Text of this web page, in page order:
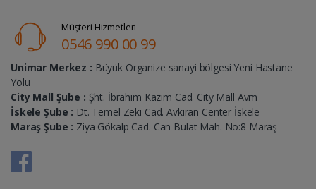
Müşteri Hizmetleri
0546 990 00 99
Unimar Merkez : Büyük Organize sanayi bölgesi Yeni Hastane
Yolu
City Mall Şube : Şht. İbrahim Kazım Cad. City Mall Avm
İskele Şube : Dt. Temel Zeki Cad. Avkıran Center İskele
Maraş Şube : Ziya Gökalp Cad. Can Bulat Mah. No:8 Maraş